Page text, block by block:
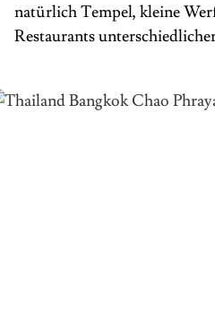
natürlich Tempel, kleine
Restaurants